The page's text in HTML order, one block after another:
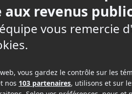
15 juillet 2024
attentes pour Nos Belles-Soeurs